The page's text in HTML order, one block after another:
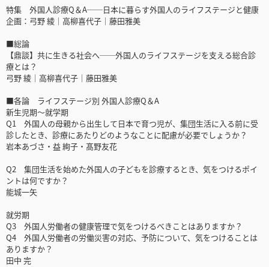
特集 外国人診療Q＆A──日本に暮らす外国人のライフステージと健康
企画：弓野 綾｜高柳喜代子｜藤田雅美
■総論
【鼎談】共に生きる社会へ──外国人のライフステージを支える総合診
療とは？
弓野 綾｜高柳喜代子｜藤田雅美
■各論 ライフステージ別 外国人診療Q＆A
新生児期～就学期
Q1 外国人の母親から出生して日本で育つ児が、集団生活に入る前に受
診したとき、診療にあたりどのようなことに配慮が必要でしょうか？
岩本あづさ・益 絢子・髙野友花
Q2 集団生活を始めた外国人の子どもを診療するとき、気をつけるポイ
ントは何ですか？
能城一矢
就労期
Q3 外国人労働者の健康管理で気をつけるべきことはありますか？
Q4 外国人労働者の労働災害の対応、予防について、気をつけることは
ありますか？
田中 完